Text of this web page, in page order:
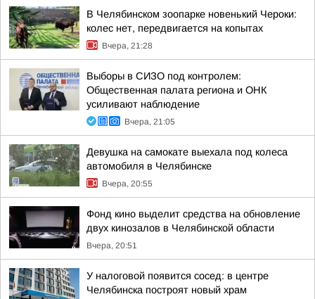
В Челябинском зоопарке новенький Чероки:
колес нет, передвигается на копытах
Вчера, 21:28
Выборы в СИЗО под контролем:
Общественная палата региона и ОНК
усиливают наблюдение
Вчера, 21:05
Девушка на самокате выехала под колеса
автомобиля в Челябинске
Вчера, 20:55
Фонд кино выделит средства на обновление
двух кинозалов в Челябинской области
Вчера, 20:51
У налоговой появится сосед: в центре
Челябинска построят новый храм